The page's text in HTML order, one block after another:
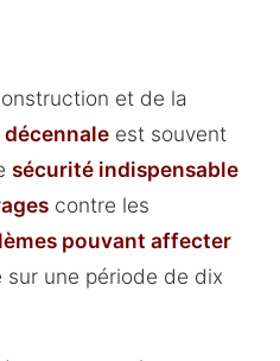
et de la
est souvent
sécurité indispensable
contre les
pouvant affecter
une période de dix